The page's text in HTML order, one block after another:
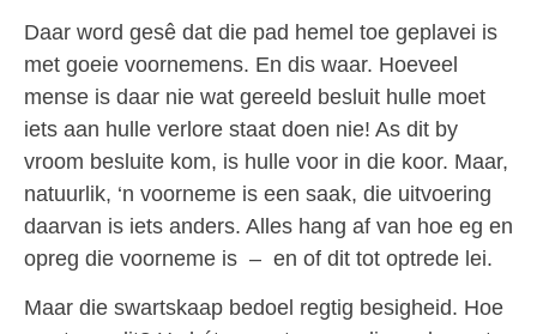
Daar word gesê dat die pad hemel toe geplavei is
met goeie voornemens. En dis waar. Hoeveel
mense is daar nie wat gereeld besluit hulle moet
iets aan hulle verlore staat doen nie! As dit by
vroom besluite kom, is hulle voor in die koor. Maar,
natuurlik, ‘n voorneme is een saak, die uitvoering
daarvan is iets anders. Alles hang af van hoe eg en
opreg die voorneme is – en of dit tot optrede lei.
Maar die swartskaap bedoel regtig besigheid. Hoe